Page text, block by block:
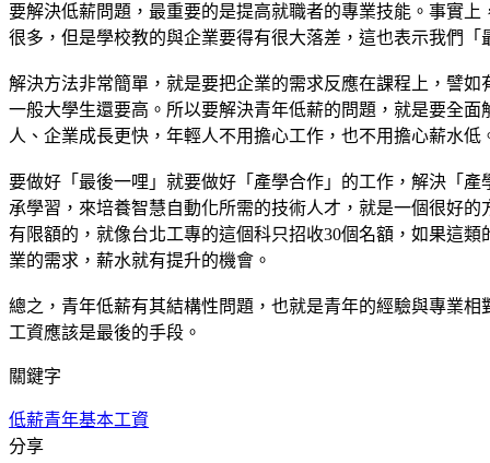
要解決低薪問題，最重要的是提高就職者的專業技能。事實
很多，但是學校教的與企業要得有很大落差，這也表示我們「
解決方法非常簡單，就是要把企業的需求反應在課程上，譬
一般大學生還要高。所以要解決青年低薪的問題，就是要全
人、企業成長更快，年輕人不用擔心工作，也不用擔心薪水低
要做好「最後一哩」就要做好「產學合作」的工作，解決「
承學習，來培養智慧自動化所需的技術人才，就是一個很好
有限額的，就像台北工專的這個科只招收30個名額，如果這
業的需求，薪水就有提升的機會。
總之，青年低薪有其結構性問題，也就是青年的經驗與專業
工資應該是最後的手段。
關鍵字
低薪青年基本工資
分享